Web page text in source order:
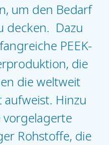
um den Bedarf
decken. Dazu
PEEK-
die
die weltweit
aufweist. Hinzu
Rohstoffe, die